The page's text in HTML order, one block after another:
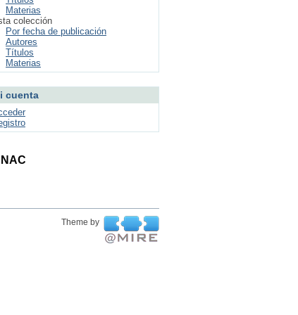
Materias
colección
Por fecha de publicación
Autores
Títulos
Materias
cuenta
Theme by